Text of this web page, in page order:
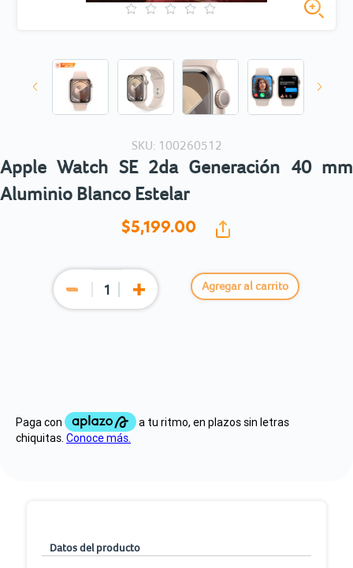
SKU: 100260512
Apple Watch SE 2da Generación 40 mm
Aluminio Blanco Estelar
$5,199.00
Agregar al carrito
Datos del producto